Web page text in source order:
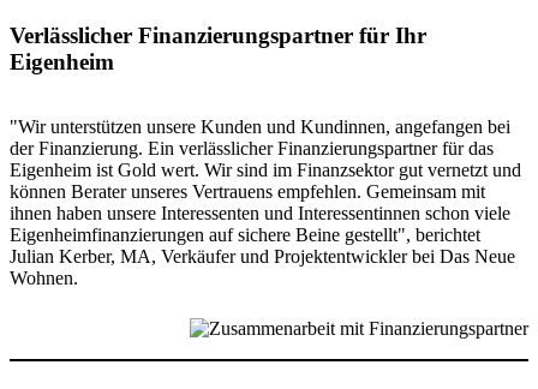
Verlässlicher Finanzierungspartner für Ihr
Eigenheim
"Wir unterstützen unsere Kunden und Kundinnen, angefangen bei
der Finanzierung. Ein verlässlicher Finanzierungspartner für das
Eigenheim ist Gold wert. Wir sind im Finanzsektor gut vernetzt und
können Berater unseres Vertrauens empfehlen. Gemeinsam mit
ihnen haben unsere Interessenten und Interessentinnen schon viele
Eigenheimfinanzierungen auf sichere Beine gestellt", berichtet
Julian Kerber, MA, Verkäufer und Projektentwickler bei Das Neue
Wohnen.